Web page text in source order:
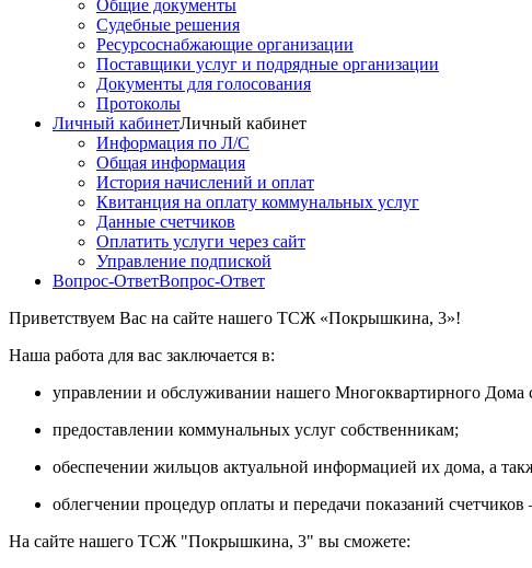
Общие документы
Судебные решения
Ресурсоснабжающие организации
Поставщики услуг и подрядные организации
Документы для голосования
Протоколы
Личный кабинетЛичный кабинет
Информация по Л/С
Общая информация
История начислений и оплат
Квитанция на оплату коммунальных услуг
Данные счетчиков
Оплатить услуги через сайт
Управление подпиской
Вопрос-ОтветВопрос-Ответ
Приветствуем Вас на сайте нашего ТСЖ «Покрышкина, 3»!
Наша работа для вас заключается в:
управлении и обслуживании нашего Многоквартирного
предоставлении коммунальных услуг собственникам;
обеспечении жильцов актуальной информацией их дома, а
облегчении процедур оплаты и передачи показаний
На сайте нашего ТСЖ "Покрышкина, 3" вы сможете: